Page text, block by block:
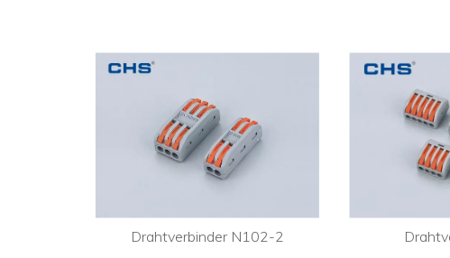
Drahtverbinder N102-2